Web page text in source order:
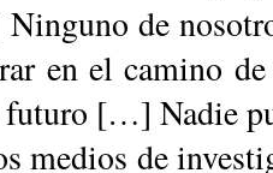
de
en el ca­mi­no
fu­tu­ro […] Na­die
me­dios de